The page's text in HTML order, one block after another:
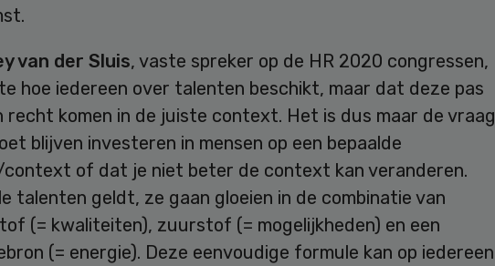
van der Sluis, vaste spreker op de HR 2020 congressen,
hoe iedereen over talenten beschikt, maar dat deze pas
recht komen in de juiste context. Het is dus maar de vraag
blijven investeren in mensen op een bepaalde
of dat je niet beter de context kan veranderen.
talenten geldt, ze gaan gloeien in de combinatie van
(= kwaliteiten), zuurstof (= mogelijkheden) en een
(= energie). Deze eenvoudige formule kan op iedereen